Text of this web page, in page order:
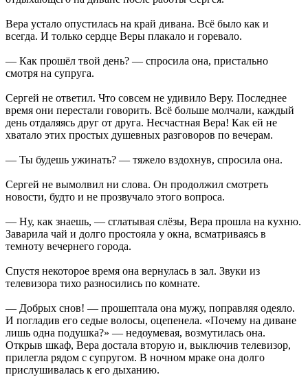
Вера устало опустилась на край дивана. Всё было как и
всегда. И только сердце Веры плакало и горевало.
— Как прошёл твой день? — спросила она, пристально
смотря на супруга.
Сергей не ответил. Что совсем не удивило Веру. Последнее
время они перестали говорить. Всё больше молчали, каждый
день отдаляясь друг от друга. Несчастная Вера! Как ей не
хватало этих простых душевных разговоров по вечерам.
— Ты будешь ужинать? — тяжело вздохнув, спросила она.
Сергей не вымолвил ни слова. Он продолжил смотреть
новости, будто и не прозвучало этого вопроса.
— Ну, как знаешь, — сглатывая слёзы, Вера прошла на кухню.
Заварила чай и долго простояла у окна, всматриваясь в
темноту вечернего города.
Спустя некоторое время она вернулась в зал. Звуки из
телевизора тихо разносились по комнате.
— Добрых снов! — прошептала она мужу, поправляя одеяло.
И погладив его седые волосы, оцепенела. «Почему на диване
лишь одна подушка?» — недоумевая, возмутилась она.
Открыв шкаф, Вера достала вторую и, выключив телевизор,
прилегла рядом с супругом. В ночном мраке она долго
прислушивалась к его дыханию.